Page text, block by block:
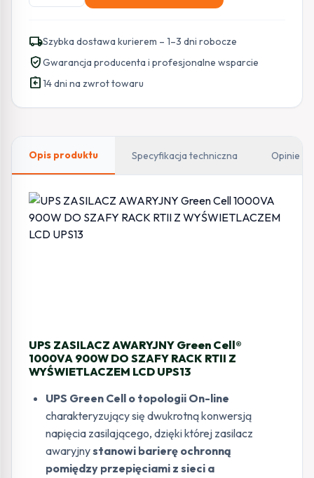
AWARYJNY
Green
Cell
1000VA
RACK
WYŚWIETLACZEM
LCD
local_shippingSzybka dostawa kurierem – 1–3 dni robocze
verified_userGwarancja producenta i profesjonalne wsparcie
assignment_return14 dni na zwrot towaru
Opis produktu Specyfikacja techniczna Opinie
UPS ZASILACZ AWARYJNY Green Cell®
1000VA 900W DO SZAFY RACK RTII Z
WYŚWIETLACZEM LCD UPS13
UPS Green Cell o topologii On-line
charakteryzujący się dwukrotną konwersją
napięcia zasilającego, dzięki której zasilacz
awaryjnystanowi barierę ochronną
pomiędzy przepięciami z sieci a